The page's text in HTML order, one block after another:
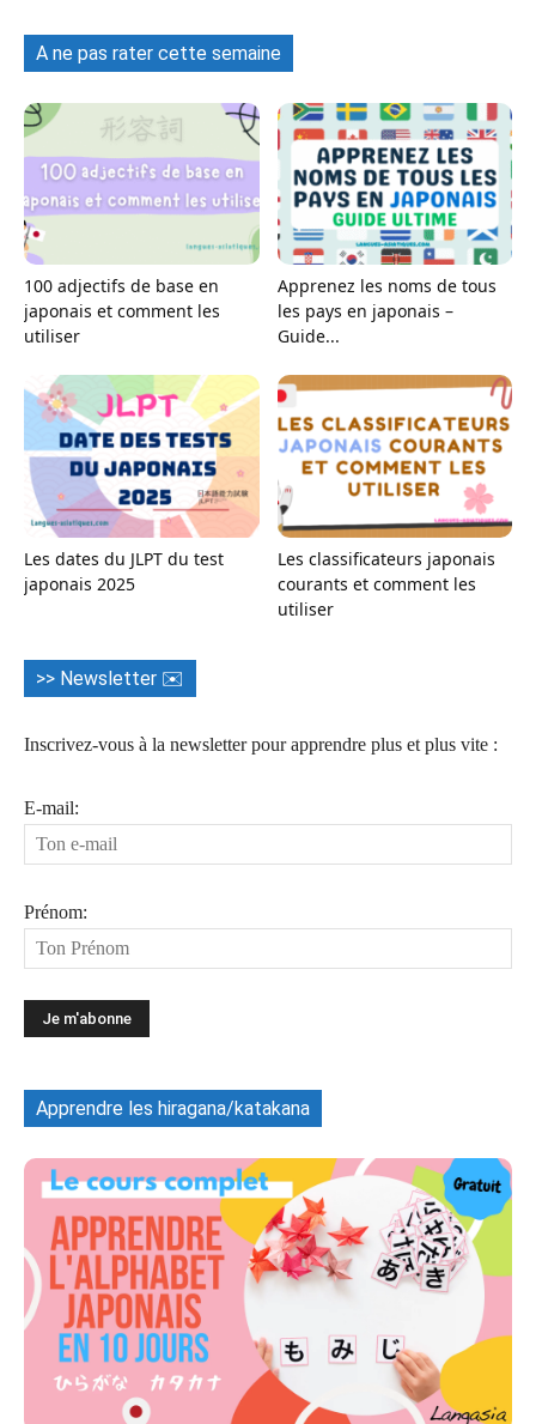
A ne pas rater cette semaine
100 adjectifs de base en
japonais et comment les
utiliser
Apprenez les noms de tous
les pays en japonais –
Guide...
Les dates du JLPT du test
japonais 2025
Les classificateurs japonais
courants et comment les
utiliser
>> Newsletter ✉️
Inscrivez-vous à la newsletter pour apprendre plus et plus vite :
E-mail:
Prénom:
Apprendre les hiragana/katakana